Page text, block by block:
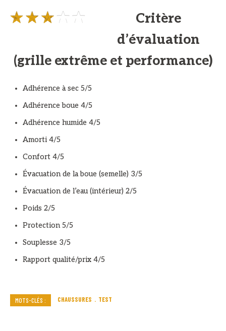
Critère
d’évaluation
(grille extrême et performance)
Adhérence à sec 5/5
Adhérence boue 4/5
Adhérence humide 4/5
Amorti 4/5
Confort 4/5
Évacuation de la boue (semelle) 3/5
Évacuation de l’eau (intérieur) 2/5
Poids 2/5
Protection 5/5
Souplesse 3/5
Rapport qualité/prix 4/5
MOTS-CLÉS : CHAUSSURES TEST